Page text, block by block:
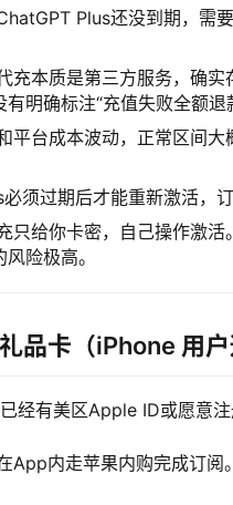
Plus还没到期，需
充本质是第三方服务，确
明确标注“充值失败全额退
平台成本波动，正常区间
须过期后才能重新激活，
只给你卡密，自己操作激
险极高。
品卡（iPhone 用户
经有美区Apple ID或愿意注
App内走苹果内购完成订阅。